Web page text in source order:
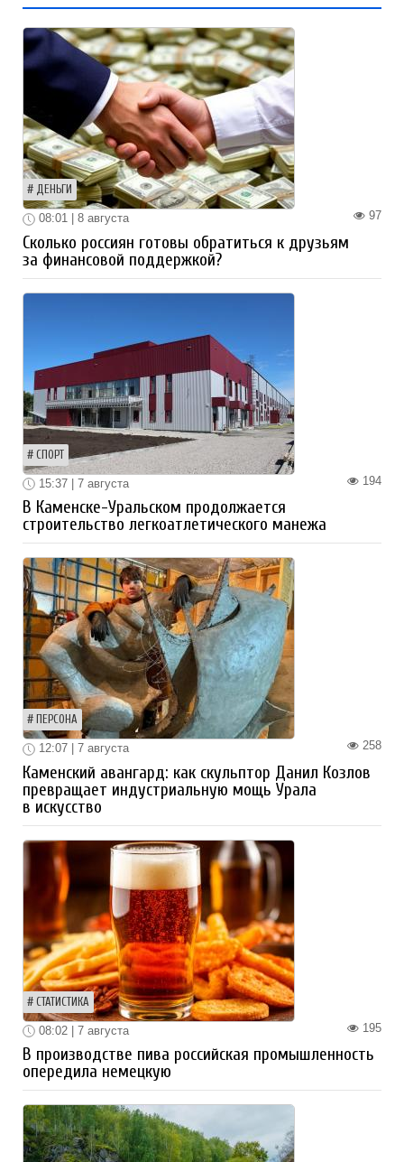
ДЕНЬГИ
97
08:01 | 8 августа
Сколько россиян готовы обратиться к друзьям
за финансовой поддержкой?
СПОРТ
194
15:37 | 7 августа
В Каменске-Уральском продолжается
строительство легкоатлетического манежа
ПЕРСОНА
258
12:07 | 7 августа
Каменский авангард: как скульптор Данил Козлов
превращает индустриальную мощь Урала
в искусство
СТАТИСТИКА
195
08:02 | 7 августа
В производстве пива российская промышленность
опередила немецкую